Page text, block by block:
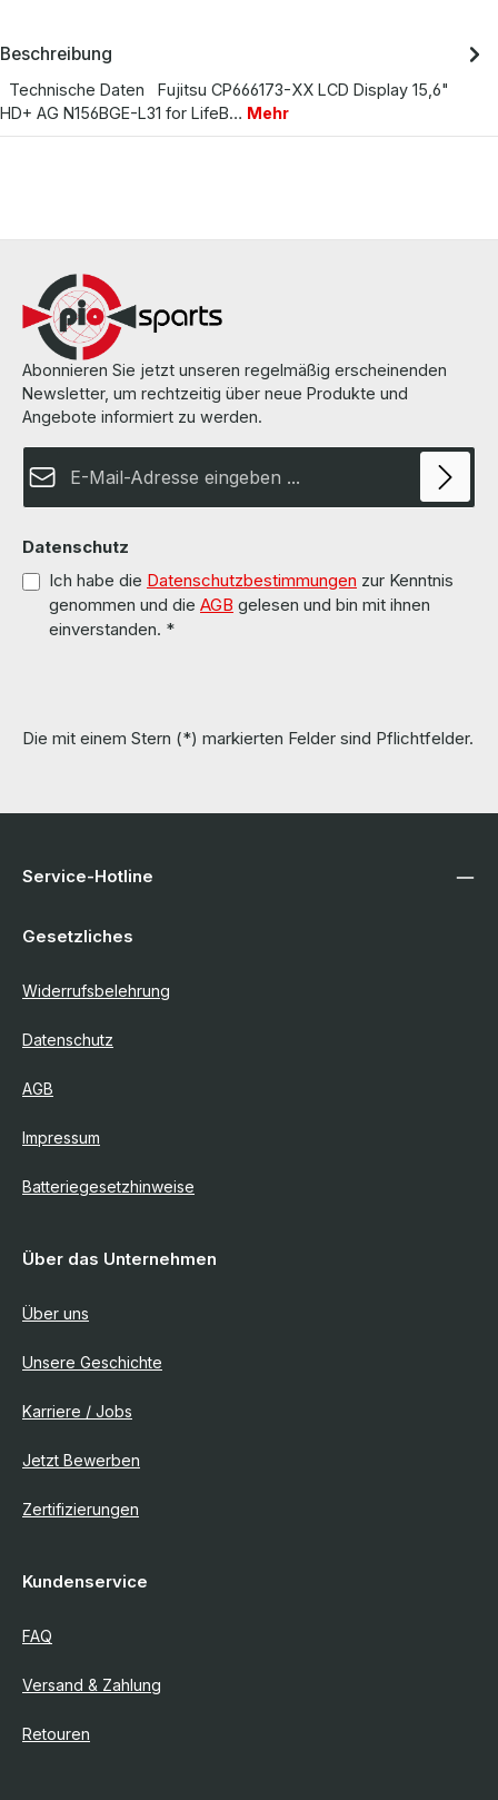
Beschreibung
Technische Daten Fujitsu CP666173-XX LCD Display 15,6"
HD+ AG N156BGE-L31 for LifeB… Mehr
Abonnieren Sie jetzt unseren regelmäßig erscheinenden
Newsletter, um rechtzeitig über neue Produkte und
Angebote informiert zu werden.
Datenschutz
Ich habe die Datenschutzbestimmungen zur Kenntnis
genommen und die AGB gelesen und bin mit ihnen
einverstanden. *
Die mit einem Stern (*) markierten Felder sind Pflichtfelder.
Service-Hotline
Gesetzliches
Widerrufsbelehrung
Datenschutz
AGB
Impressum
Batteriegesetzhinweise
Über das Unternehmen
Über uns
Unsere Geschichte
Karriere / Jobs
Jetzt Bewerben
Zertifizierungen
Kundenservice
FAQ
Versand & Zahlung
Retouren